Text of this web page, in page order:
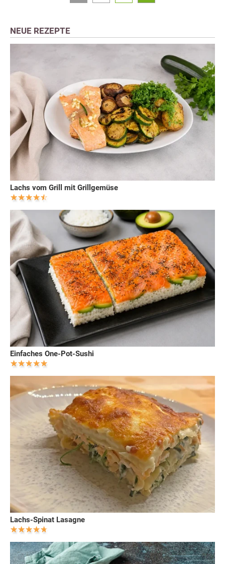
NEUE REZEPTE
Lachs vom Grill mit Grillgemüse
Einfaches One-Pot-Sushi
Lachs-Spinat Lasagne